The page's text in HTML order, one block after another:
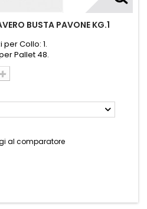
BUSTA PAVONE KG.1
per Collo: 1.
Pallet 48.
al comparatore